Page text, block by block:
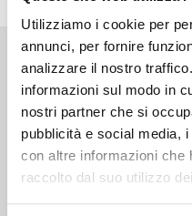
Utilizziamo i cookie per
annunci, per fornire
analizzare il nostro
informazioni sul modo in
nostri partner che si
pubblicità e social media,
con altre informazioni che
raccolto dal suo utilizzo
Altri volumi